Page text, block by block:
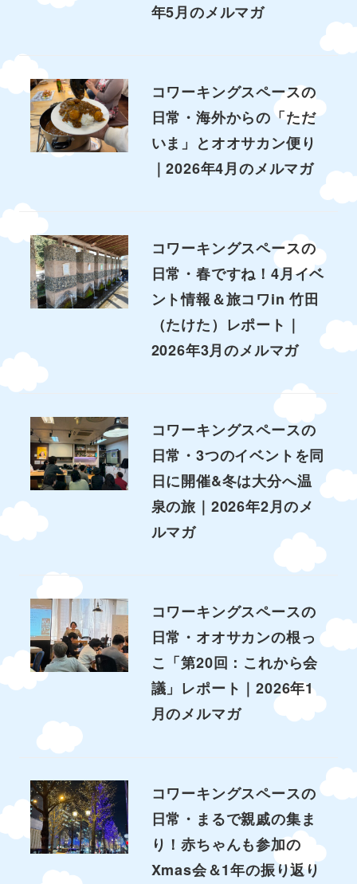
年5月のメルマガ
コワーキングスペースの
日常・海外からの「ただ
いま」とオオサカン便り
｜2026年4月のメルマガ
コワーキングスペースの
日常・春ですね！4月イベ
ント情報＆旅コワin 竹田
（たけた）レポート｜
2026年3月のメルマガ
コワーキングスペースの
日常・3つのイベントを同
日に開催&冬は大分へ温
泉の旅｜2026年2月のメ
ルマガ
コワーキングスペースの
日常・オオサカンの根っ
こ「第20回：これから会
議」レポート｜2026年1
月のメルマガ
コワーキングスペースの
日常・まるで親戚の集ま
り！赤ちゃんも参加の
Xmas会＆1年の振り返り